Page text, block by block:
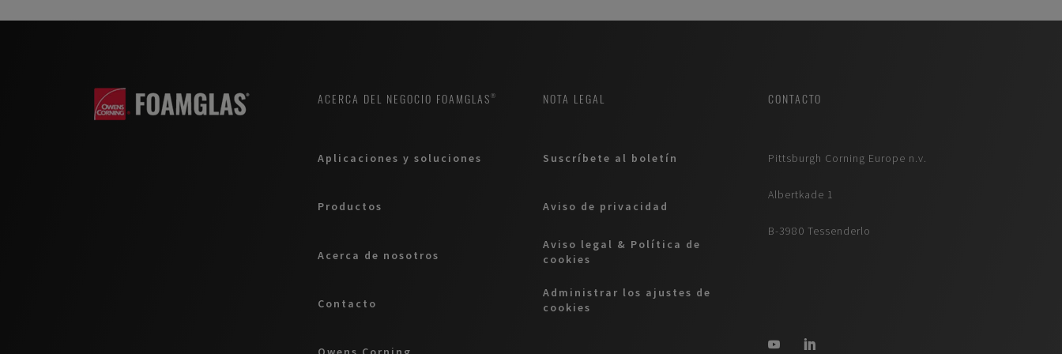
ACERCA DEL NEGOCIO FOAMGLAS®
Aplicaciones y soluciones
Productos
Acerca de nosotros
Contacto
NOTA LEGAL
Suscríbete al boletín
Aviso de privacidad
Aviso legal & Política de
cookies
Administrar los ajustes de
cookies
CONTACTO
Pittsburgh Corning Europe n.v.
Albertkade 1
B-3980 Tessenderlo